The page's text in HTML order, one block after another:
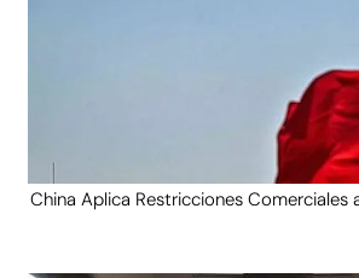
China Aplica Restricciones Comerciales